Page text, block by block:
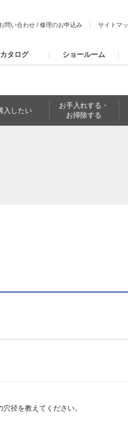
問い合わせ /修理のお申込み サイトマ
カタログ ショールーム
入したい
お手入れする・
お掃除する
径を教えてください。